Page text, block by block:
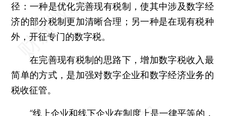
径：一种是优化完善现有税制，使其中涉及数字经
济的部分税制更加清晰合理；另一种是在现有税种
外，开征专门的数字税。
在完善现有税制的思路下，增加数字税收入最
简单的方式，是加强对数字企业和数字经济业务的
税收征管。
“线上企业和线下企业在制度上是一律平等的，